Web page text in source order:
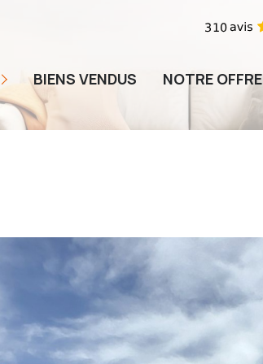
BIENS VENDUS NOTRE OFFRE